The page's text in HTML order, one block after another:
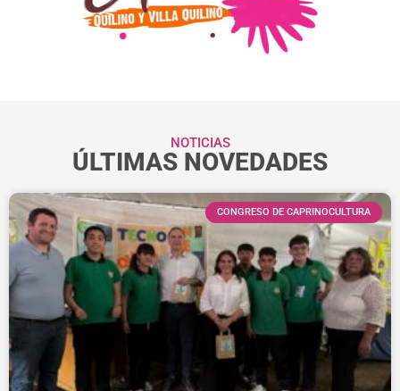
NOTICIAS
ÚLTIMAS NOVEDADES
CONGRESO DE CAPRINOCULTURA